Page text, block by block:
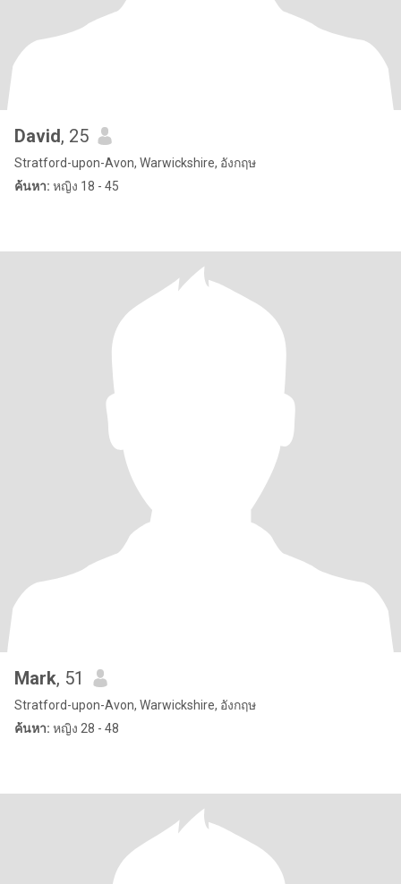
David, 25
Stratford-upon-Avon, Warwickshire, อังกฤษ
ค้นหา: หญิง 18 - 45
Mark, 51
Stratford-upon-Avon, Warwickshire, อังกฤษ
ค้นหา: หญิง 28 - 48